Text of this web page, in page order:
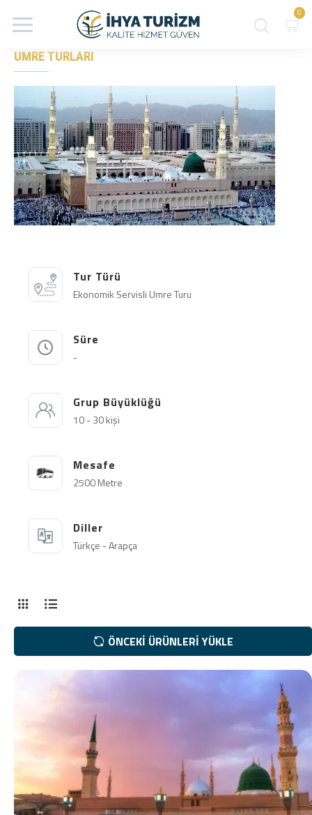
0
UMRE TURLARI
Tur Türü
Ekonomik Servisli Umre Turu
Süre
-
Grup Büyüklüğü
10 - 30 kişi
Mesafe
2500 Metre
Diller
Türkçe - Arapça
ÖNCEKI ÜRÜNLERI YÜKLE